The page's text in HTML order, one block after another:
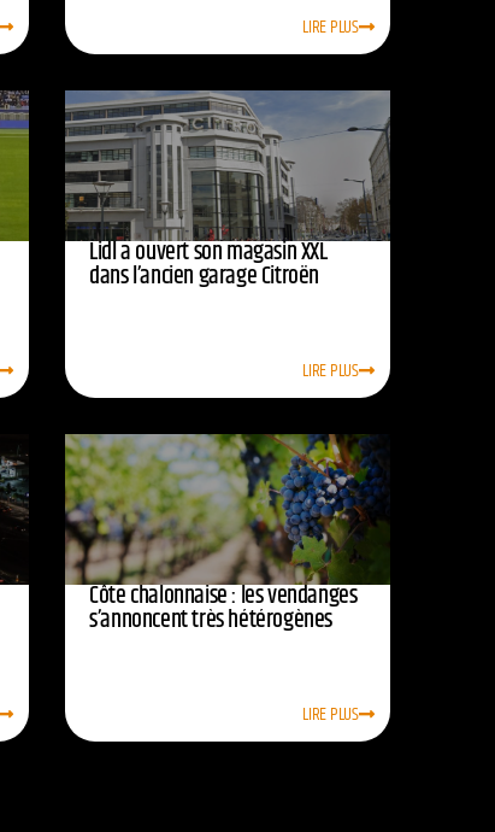
LIRE PLUS
Lidl a ouvert son magasin XXL
dans l’ancien garage Citroën
LIRE PLUS
Côte chalonnaise : les vendanges
s’annoncent très hétérogènes
LIRE PLUS